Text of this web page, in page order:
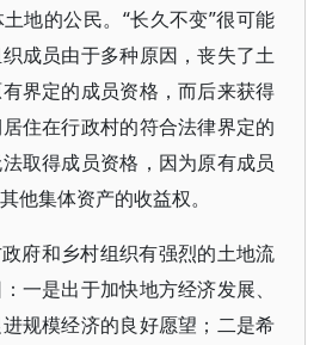
地的公民。“长久不变”很可能
成员由于多种原因，丧失了土
界定的成员资格，而后来获得
住在行政村的符合法律界定的
取得成员资格，因为原有成员
他集体资产的收益权。
府和乡村组织有强烈的土地流
一是出于加快地方经济发展、
规模经济的良好愿望；二是希